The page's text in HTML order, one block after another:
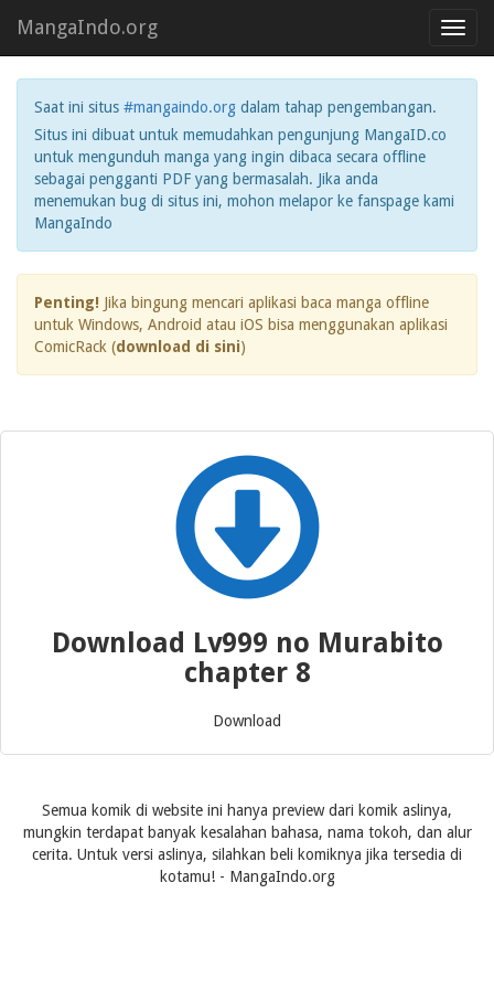
MangaIndo.org
Saat ini situs #mangaindo.org dalam tahap pengembangan.
Situs ini dibuat untuk memudahkan pengunjung MangaID.co
untuk mengunduh manga yang ingin dibaca secara offline
sebagai pengganti PDF yang bermasalah. Jika anda
menemukan bug di situs ini, mohon melapor ke fanspage kami
MangaIndo
Penting! Jika bingung mencari aplikasi baca manga offline
untuk Windows, Android atau iOS bisa menggunakan aplikasi
ComicRack (download di sini)
Download Lv999 no Murabito
chapter 8
Download
Semua komik di website ini hanya preview dari komik aslinya,
mungkin terdapat banyak kesalahan bahasa, nama tokoh, dan alur
cerita. Untuk versi aslinya, silahkan beli komiknya jika tersedia di
kotamu! - MangaIndo.org